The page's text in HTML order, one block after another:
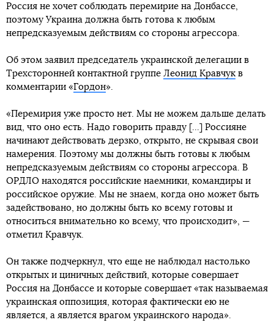
Россия не хочет соблюдать перемирие на Донбассе,
поэтому Украина должна быть готова к любым
непредсказуемым действиям со стороны агрессора.
Об этом заявил председатель украинской делегации в
Трехсторонней контактной группе Леонид Кравчук в
комментарии «Гордон».
«Перемирия уже просто нет. Мы не можем дальше делать
вид, что оно есть. Надо говорить правду [...] Россияне
начинают действовать дерзко, открыто, не скрывая свои
намерения. Поэтому мы должны быть готовы к любым
непредсказуемым действиям со стороны агрессора. В
ОРДЛО находятся российские наемники, командиры и
российское оружие. Мы не знаем, когда оно может быть
задействовано, но должны быть ко всему готовы и
относиться внимательно ко всему, что происходит», —
отметил Кравчук.
Он также подчеркнул, что еще не наблюдал настолько
открытых и циничных действий, которые совершает
Россия на Донбассе и которые совершает «так называемая
украинская оппозиция, которая фактически ею не
является, а является врагом украинского народа».